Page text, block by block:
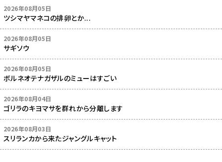
2026年08月05日
ツシマヤマネコの排卵とか...
2026年08月05日
サギソウ
2026年08月05日
ボルネオテナガザルのミューはすごい
2026年08月04日
ゴリラのキヨマサを群れから分離します
2026年08月03日
スリランカから来たジャングルキャット